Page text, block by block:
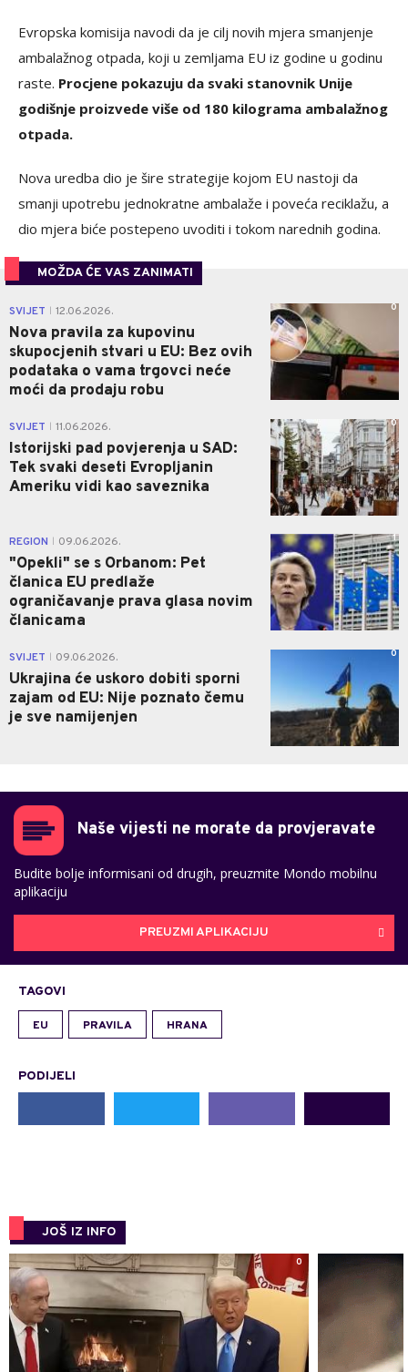
Evropska komisija navodi da je cilj novih mjera smanjenje
ambalažnog otpada, koji u zemljama EU iz godine u godinu
raste. Procjene pokazuju da svaki stanovnik Unije
godišnje proizvede više od 180 kilograma ambalažnog
otpada.
Nova uredba dio je šire strategije kojom EU nastoji da
smanji upotrebu jednokratne ambalaže i poveća reciklažu, a
dio mjera biće postepeno uvoditi i tokom narednih godina.
MOŽDA ĆE VAS ZANIMATI
SVIJET 12.06.2026.
Nova pravila za kupovinu
skupocjenih stvari u EU: Bez ovih
podataka o vama trgovci neće
moći da prodaju robu
0
SVIJET 11.06.2026.
Istorijski pad povjerenja u SAD:
Tek svaki deseti Evropljanin
Ameriku vidi kao saveznika
0
REGION 09.06.2026.
"Opekli" se s Orbanom: Pet
članica EU predlaže
ograničavanje prava glasa novim
članicama
1
SVIJET 09.06.2026.
Ukrajina će uskoro dobiti sporni
zajam od EU: Nije poznato čemu
je sve namijenjen
0
Naše vijesti ne morate da provjeravate
Budite bolje informisani od drugih, preuzmite Mondo mobilnu
aplikaciju
PREUZMI APLIKACIJU
TAGOVI
EU PRAVILA HRANA
PODIJELI
JOŠ IZ INFO
0